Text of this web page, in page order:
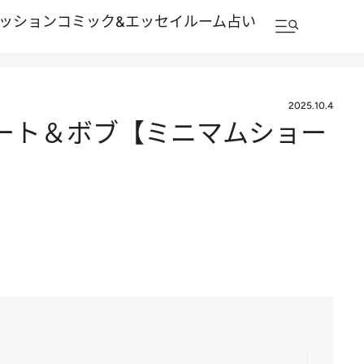
ションコミック&エッセイルーム占い
2025.10.4
ト＆ボブ【ミニマムショー